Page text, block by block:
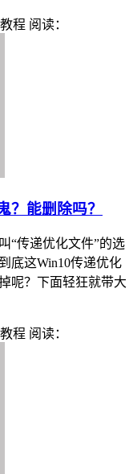
程 阅读：
？能删除吗？
“传递优化文件”的选
底这Win10传递优化
呢？下面轻狂就带大
程 阅读：